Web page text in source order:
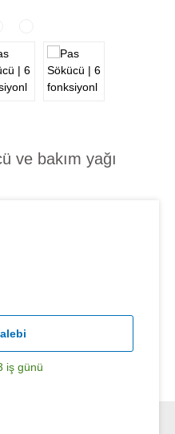
ve bakım yağı
iş günü